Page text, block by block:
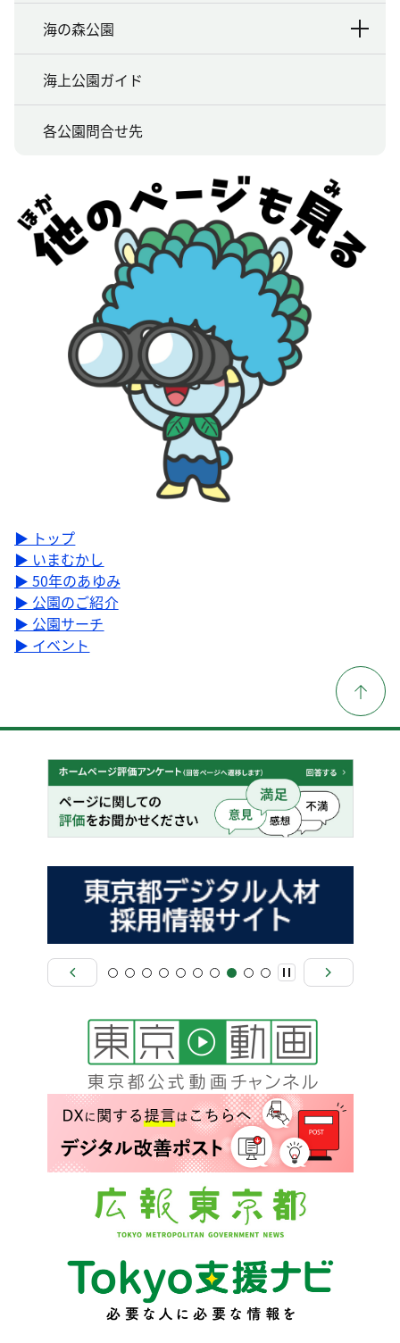
海の森公園
海上公園ガイド
各公園問合せ先
▶ トップ
▶ いまむかし
▶ 50年のあゆみ
▶ 公園のご紹介
▶ 公園サーチ
▶ イベント